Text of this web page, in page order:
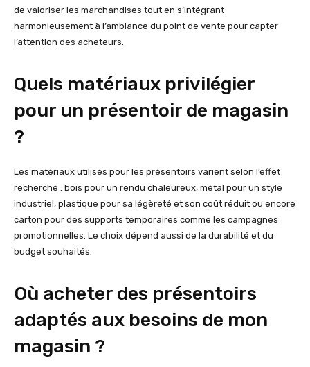
de valoriser les marchandises tout en s’intégrant
harmonieusement à l’ambiance du point de vente pour capter
l’attention des acheteurs.
Quels matériaux privilégier
pour un présentoir de magasin
?
Les matériaux utilisés pour les présentoirs varient selon l’effet
recherché : bois pour un rendu chaleureux, métal pour un style
industriel, plastique pour sa légèreté et son coût réduit ou encore
carton pour des supports temporaires comme les campagnes
promotionnelles. Le choix dépend aussi de la durabilité et du
budget souhaités.
Où acheter des présentoirs
adaptés aux besoins de mon
magasin ?